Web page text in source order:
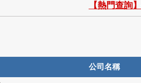
【熱門查詢
公司名稱